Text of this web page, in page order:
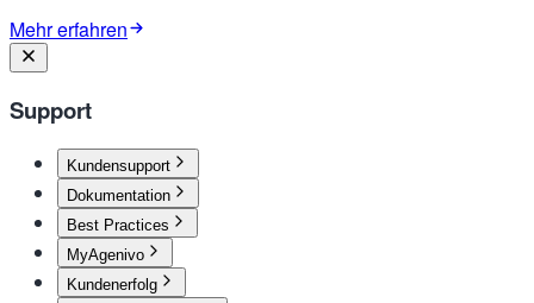
Mehr erfahren
Support
Kundensupport
Dokumentation
Best Practices
MyAgenivo
Kundenerfolg